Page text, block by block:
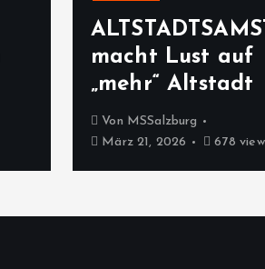
macht Lust auf
„mehr“ Altstadt
Von MSSalzburg
März 21, 2026
678